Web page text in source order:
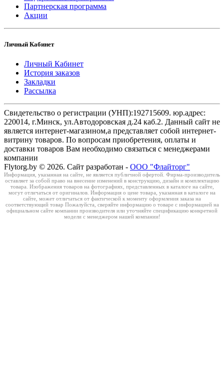
Партнерская программа
Акции
Личный Кабинет
Личный Кабинет
История заказов
Закладки
Рассылка
Свидетельство о регистрации (УНП):192715609. юр.адрес:
220014, г.Минск, ул.Автодоровская д.24 каб.2. Данный сайт не
является интернет-магазином,а представляет собой интернет-
витрину товаров. По вопросам приобретения, оплаты и
доставки товаров Вам необходимо связаться с менеджерами
компании
Flytorg.by © 2026. Сайт разработан - ООО "Флайторг"
Информация, указанная на сайте, не является публичной офертой. Фирма-производитель
оставляет за собой право на внесение изменений в конструкцию, дизайн и комплектацию
товара. Изображения товаров на фотографиях, представленных в каталоге на сайте,
могут отличаться от оригиналов. Информация о цене товара, указанная в каталоге на
сайте, может отличаться от фактической к моменту оформления заказа на
соответствующий товар Пожалуйста, сверяйте информацию о товаре с информацией на
официальном сайте компании производителя или уточняйте спецификацию конкретной
модели с менеджером нашей компании!